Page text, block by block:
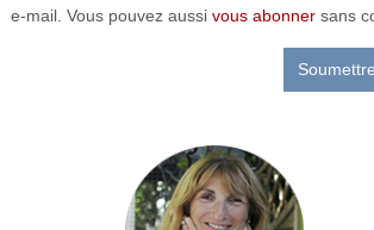
e-mail. Vous pouvez aussi vous abonnersans